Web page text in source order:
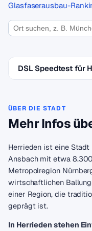
Glasfaserausbau-
DSL Speedtest für
ÜBER DIE STADT
Mehr Infos
Herrieden ist eine
Ansbach mit etwa
Metropolregion
wirtschaftlichen
einer Region, die
geprägt ist.
In Herrieden stehen